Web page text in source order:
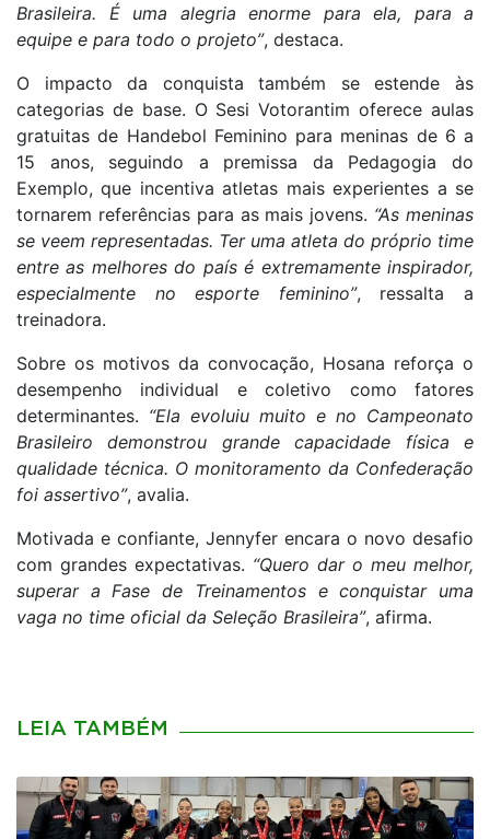
Brasileira. É uma alegria enorme para ela, para a
equipe e para todo o projeto”, destaca.
O impacto da conquista também se estende às
categorias de base. O Sesi Votorantim oferece aulas
gratuitas de Handebol Feminino para meninas de 6 a
15 anos, seguindo a premissa da Pedagogia do
Exemplo, que incentiva atletas mais experientes a se
tornarem referências para as mais jovens. “As meninas
se veem representadas. Ter uma atleta do próprio time
entre as melhores do país é extremamente inspirador,
especialmente no esporte feminino”, ressalta a
treinadora.
Sobre os motivos da convocação, Hosana reforça o
desempenho individual e coletivo como fatores
determinantes. “Ela evoluiu muito e no Campeonato
Brasileiro demonstrou grande capacidade física e
qualidade técnica. O monitoramento da Confederação
foi assertivo”, avalia.
Motivada e confiante, Jennyfer encara o novo desafio
com grandes expectativas. “Quero dar o meu melhor,
superar a Fase de Treinamentos e conquistar uma
vaga no time oficial da Seleção Brasileira”, afirma.
LEIA TAMBÉM